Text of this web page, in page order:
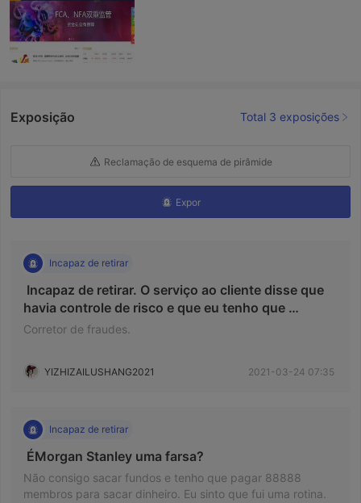
Exposição Total 3 exposições
Reclamação de esquema de pirâmide
Expor
Incapaz de retirar
Incapaz de retirar. O serviço ao cliente disse que
havia controle de risco e que eu tenho que
recarregar metade dos meus ativos. Foi
Corretor de fraudes.
YIZHIZAILUSHANG2021 2021-03-24 07:35
Incapaz de retirar
Não consigo sacar fundos e tenho que pagar 88888
membros para sacar dinheiro. Eu sinto que fui uma rotina.